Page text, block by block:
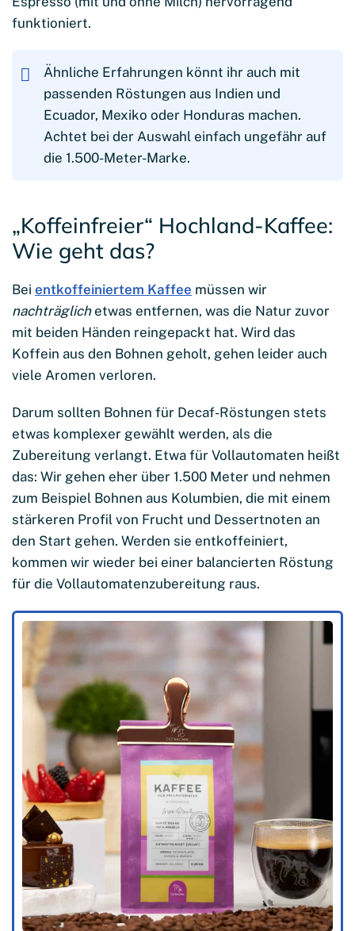
funktioniert.
Ähnliche Erfahrungen könnt ihr auch mit
passenden Röstungen aus Indien und
Ecuador, Mexiko oder Honduras machen.
Achtet bei der Auswahl einfach ungefähr auf
die 1.500-Meter-Marke.
„Koffeinfreier“ Hochland-Kaffee:
Wie geht das?
Bei entkoffeiniertem Kaffee müssen wir
nachträglichetwas entfernen, was die Natur zuvor
mit beiden Händen reingepackt hat. Wird das
Koffein aus den Bohnen geholt, gehen leider auch
viele Aromen verloren.
Darum sollten Bohnen für Decaf-Röstungen stets
etwas komplexer gewählt werden, als die
Zubereitung verlangt. Etwa für Vollautomaten heißt
das: Wir gehen eher über 1.500 Meter und nehmen
zum Beispiel Bohnen aus Kolumbien, die mit einem
stärkeren Profil von Frucht und Dessertnoten an
den Start gehen. Werden sie entkoffeiniert,
kommen wir wieder bei einer balancierten Röstung
für die Vollautomatenzubereitung raus.